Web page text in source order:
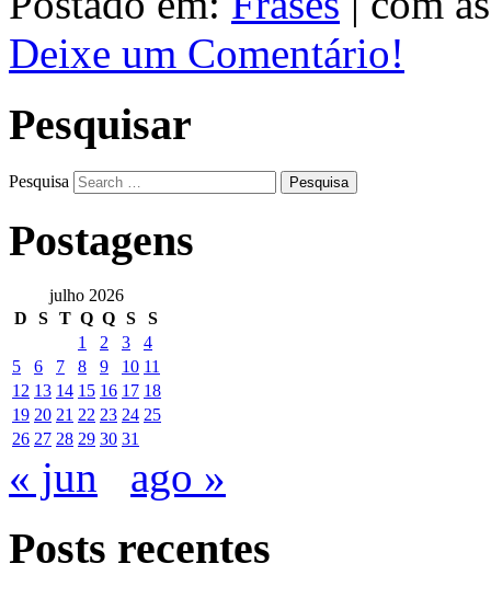
Deixe um Comentário!
Pesquisar
Pesquisa
Postagens
julho 2026
D
S T Q Q S
S
1
2 3
4
5
6 7 8 9 10 11
12 13 14 15 16 17 18
19 20 21 22 23 24 25
26 27 28 29 30 31
« jun ago »
Posts recentes